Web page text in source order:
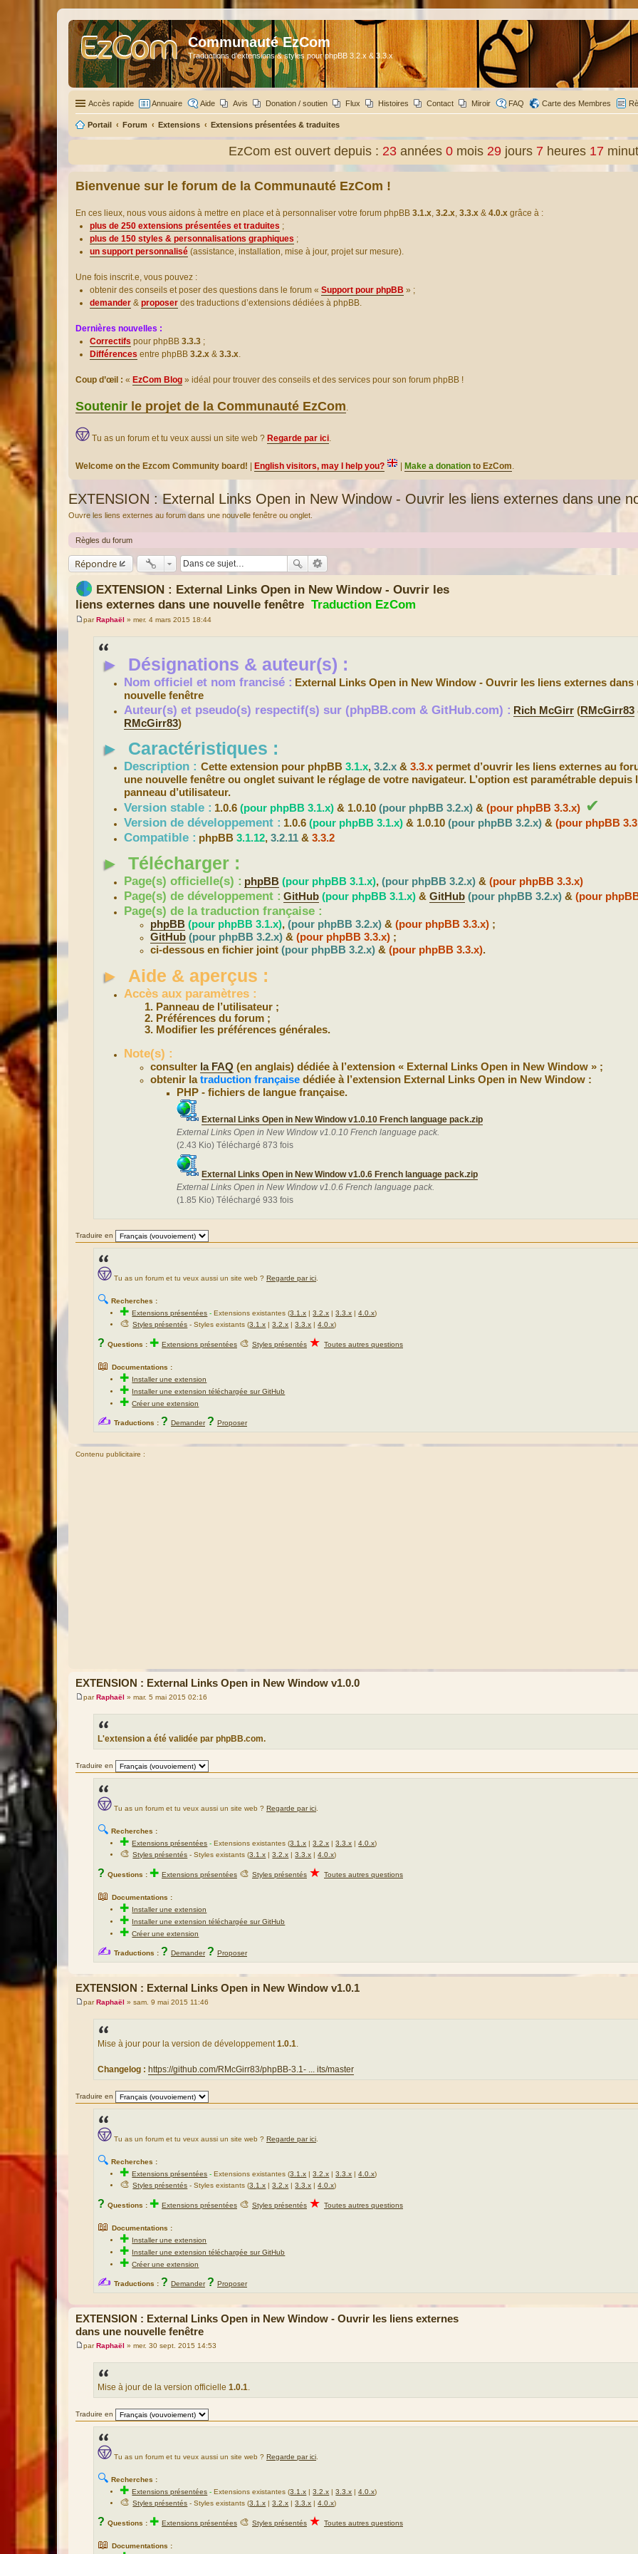
Communauté EzCom
Traductions d'extensions & styles pour phpBB 3.2.x & 3.3.x
Accès rapide Annuaire Aide Avis Donation / soutien Flux Histoires Contact Miroir FAQ Carte des Membres
Portail Forum Extensions Extensions présentées & traduites
EzCom est ouvert depuis : 23 années 0 mois 29 jours 7 heures 17
Bienvenue sur le forum de la Communauté EzCom !
En ces lieux, nous vous aidons à mettre en place et à personnaliser votre forum phpBB 3.1.x, 3.2.x, 3.3.x & 4.0.x grâce à :
plus de 250 extensions présentées et traduites ;
plus de 150 styles & personnalisations graphiques ;
un support personnalisé (assistance, installation, mise à jour, projet sur mesure).
Une fois inscrit.e, vous pouvez :
obtenir des conseils et poser des questions dans le forum « Support pour phpBB » ;
demander & proposer des traductions d’extensions dédiées à phpBB.
Dernières nouvelles :
Correctifs pour phpBB 3.3.3 ;
Différences entre phpBB 3.2.x & 3.3.x.
Coup d’œil : « EzCom Blog » idéal pour trouver des conseils et des services pour son forum phpBB !
Soutenir le projet de la Communauté EzCom.
Tu as un forum et tu veux aussi un site web ? Regarde par ici.
Welcome on the Ezcom Community board! English visitors, may I help you? Make a donation to EzCom.
EXTENSION : External Links Open in New Window - Ouvrir les liens externes dans une
Ouvre les liens externes au forum dans une nouvelle fenêtre ou onglet.
Règles du forum
Répondre
EXTENSION : External Links Open in New Window - Ouvrir les
liens externes dans une nouvelle fenêtre Traduction EzCom
M
parRaphaël » mer. 4 mars 2015 18:44
► Désignations & auteur(s) :
Nom officiel et nom francisé : External Links Open in New Window - Ouvrir les liens externes dans
nouvelle fenêtre
Auteur(s) et pseudo(s) respectif(s) sur (phpBB.com & GitHub.com) : Rich McGirr (RMcGirr83
RMcGirr83)
► Caractéristiques :
Description :Cette extension pour phpBB3.1.x,3.2.x &3.3.x permet d’ouvrir les liens externes au
une nouvelle fenêtre ou onglet suivant le réglage de votre navigateur. L’option est paramétrable depuis
panneau d’utilisateur.
Version stable : 1.0.6(pour phpBB 3.1.x) & 1.0.10(pour phpBB 3.2.x) &(pour phpBB 3.3.x) ✔
Version de développement : 1.0.6(pour phpBB 3.1.x) & 1.0.10(pour phpBB 3.2.x) &(pour phpBB
Compatible : phpBB3.1.12,3.2.11 &3.3.2
► Télécharger :
Page(s) officielle(s) : phpBB (pour phpBB 3.1.x),(pour phpBB 3.2.x) &(pour phpBB 3.3.x)
Page(s) de développement : GitHub (pour phpBB 3.1.x) &GitHub (pour phpBB 3.2.x) &(pour
Page(s) de la traduction française :
phpBB (pour phpBB 3.1.x),(pour phpBB 3.2.x) &(pour phpBB 3.3.x) ;
GitHub (pour phpBB 3.2.x) &(pour phpBB 3.3.x) ;
ci-dessous en fichier joint(pour phpBB 3.2.x) &(pour phpBB 3.3.x).
► Aide & aperçus :
Accès aux paramètres :
Panneau de l’utilisateur ;
Préférences du forum ;
Modifier les préférences générales.
Note(s) :
consulter la FAQ (en anglais) dédiée à l’extension « External Links Open in New Window » ;
obtenir latraduction française dédiée à l’extension External Links Open in New Window :
PHP - fichiers de langue française.
External Links Open in New Window v1.0.10 French language pack.zip
External Links Open in New Window v1.0.10 French language pack.
(2.43 Kio) Téléchargé 873 fois
External Links Open in New Window v1.0.6 French language pack.zip
External Links Open in New Window v1.0.6 French language pack.
(1.85 Kio) Téléchargé 933 fois
Traduire en
Tu as un forum et tu veux aussi un site web ? Regarde par ici.
🔍 Recherches :
✚Extensions présentées - Extensions existantes (3.1.x |3.2.x |3.3.x |4.0.x)
🎨Styles présentés - Styles existants (3.1.x |3.2.x |3.3.x |4.0.x)
? Questions : ✚ Extensions présentées 🎨 Styles présentés ★ Toutes autres questions
📖 Documentations :
✚ Installer une extension
✚ Installer une extension téléchargée sur GitHub
✚Créer une extension
✍ Traductions : ? Demander ? Proposer
Contenu publicitaire :
EXTENSION : External Links Open in New Window v1.0.0
M
parRaphaël » mar. 5 mai 2015 02:16
L'extension a été validée par phpBB.com.
Traduire en
Tu as un forum et tu veux aussi un site web ? Regarde par ici.
🔍 Recherches :
✚Extensions présentées -Extensions existantes (3.1.x |3.2.x |3.3.x |4.0.x)
🎨Styles présentés - Styles existants (3.1.x |3.2.x |3.3.x |4.0.x)
? Questions : ✚ Extensions présentées 🎨 Styles présentés ★ Toutes autres questions
📖 Documentations :
✚ Installer une extension
✚ Installer une extension téléchargée sur GitHub
✚Créer une extension
✍ Traductions : ? Demander ? Proposer
EXTENSION : External Links Open in New Window v1.0.1
M
parRaphaël » sam. 9 mai 2015 11:46
Mise à jour pour la version de développement1.0.1.
Changelog : https://github.com/RMcGirr83/phpBB-3.1- ... its/master
Traduire en
Tu as un forum et tu veux aussi un site web ? Regarde par ici.
🔍 Recherches :
✚Extensions présentées -Extensions existantes (3.1.x |3.2.x |3.3.x |4.0.x)
🎨Styles présentés - Styles existants (3.1.x |3.2.x |3.3.x |4.0.x)
? Questions : ✚ Extensions présentées 🎨 Styles présentés ★ Toutes autres questions
📖 Documentations :
✚ Installer une extension
✚ Installer une extension téléchargée sur GitHub
✚Créer une extension
✍ Traductions : ? Demander ? Proposer
EXTENSION : External Links Open in New Window - Ouvrir les liens externes
dans une nouvelle fenêtre
M
parRaphaël » mer. 30 sept. 2015 14:53
Mise à jour de la version officielle 1.0.1.
Traduire en
Tu as un forum et tu veux aussi un site web ? Regarde par ici.
🔍 Recherches :
✚Extensions présentées -Extensions existantes (3.1.x |3.2.x |3.3.x |4.0.x)
🎨Styles présentés - Styles existants (3.1.x |3.2.x |3.3.x |4.0.x)
? Questions : ✚ Extensions présentées 🎨 Styles présentés ★ Toutes autres questions
📖 Documentations :